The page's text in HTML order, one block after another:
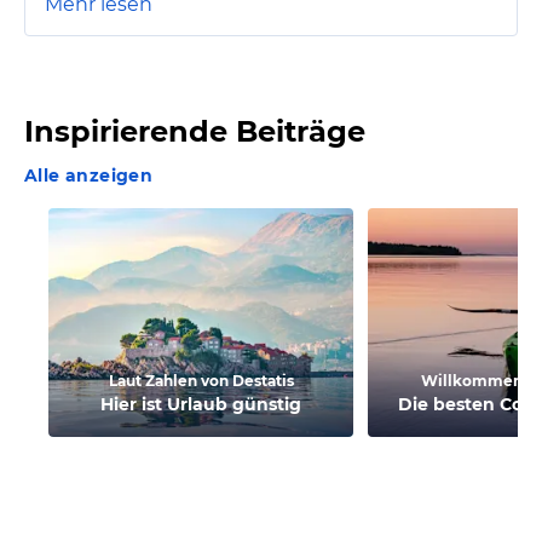
Inspirierende Beiträge
Alle anzeigen
Laut Zahlen von Destatis
Hier ist Urlaub günstig
Willkommene
Die besten